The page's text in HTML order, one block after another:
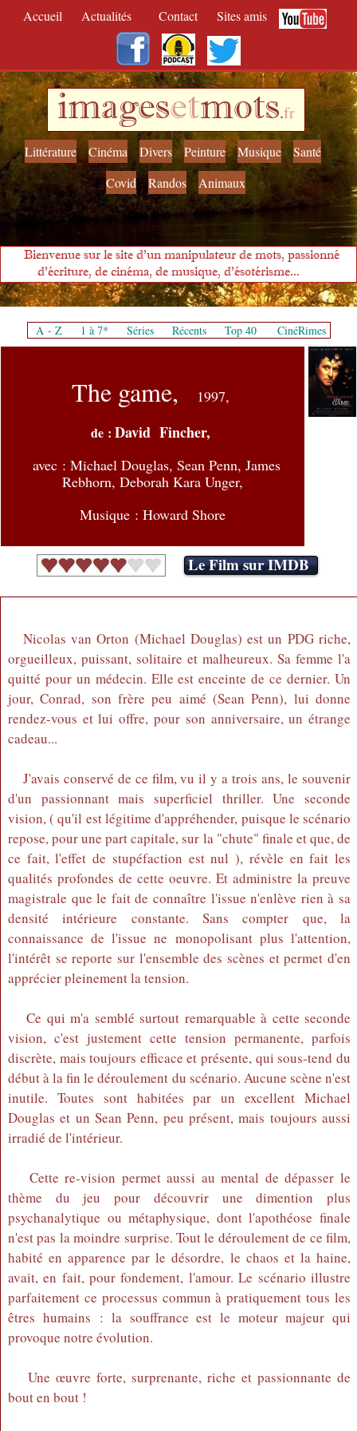
Accueil Actualités Contact Sites amis
imagesetmots.fr
Littérature Cinéma Divers Peinture Musique
Santé
Covid
Randos Animaux
Bienvenue sur le site d'un manipulateur de mots, passionné
d'écriture, de cinéma, de musique, d'ésotérisme...
A - Z 1 à 7* Séries Récents Top 40 CinéRimes
The game, 1997,
de : David Fincher,
avec :Michael Douglas, Sean Penn, James
Rebhorn, Deborah Kara Unger,
Musique : Howard Shore
Le Film sur IMDB
Nicolas van Orton (Michael Douglas) est un PDG riche,
orgueilleux, puissant, solitaire et malheureux. Sa femme l'a
quitté pour un médecin. Elle est enceinte de ce dernier. Un
jour, Conrad, son frère peu aimé (Sean Penn), lui donne
rendez-vous et lui offre, pour son anniversaire, un étrange
cadeau...
J'avais conservé de ce film, vu il y a trois ans, le souvenir
d'un passionnant mais superficiel thriller. Une seconde
vision, ( qu'il est légitime d'appréhender, puisque le scénario
repose, pour une part capitale, sur la "chute" finale et que, de
ce fait, l'effet de stupéfaction est nul ), révèle en fait les
qualités profondes de cette oeuvre. Et administre la preuve
magistrale que le fait de connaître l'issue n'enlève rien à sa
densité intérieure constante. Sans compter que, la
connaissance de l'issue ne monopolisant plus l'attention,
l'intérêt se reporte sur l'ensemble des scènes et permet d'en
apprécier pleinement la tension.
Ce qui m'a semblé surtout remarquable à cette seconde
vision, c'est justement cette tension permanente, parfois
discrète, mais toujours efficace et présente, qui sous-tend du
début à la fin le déroulement du scénario. Aucune scène n'est
inutile. Toutes sont habitées par un excellent Michael
Douglas et un Sean Penn, peu présent, mais toujours aussi
irradié de l'intérieur.
Cette re-vision permet aussi au mental de dépasser le
thème du jeu pour découvrir une dimention plus
psychanalytique ou métaphysique, dont l'apothéose finale
n'est pas la moindre surprise. Tout le déroulement de ce film,
habité en apparence par le désordre, le chaos et la haine,
avait, en fait, pour fondement, l'amour. Le scénario illustre
parfaitement ce processus commun à pratiquement tous les
êtres humains : la souffrance est le moteur majeur qui
provoque notre évolution.
Une œuvre forte, surprenante, riche et passionnante de
bout en bout !